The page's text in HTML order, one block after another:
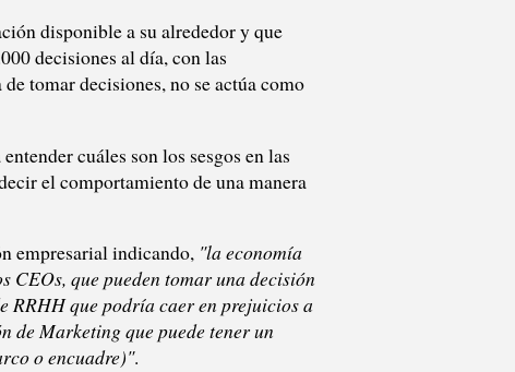
disponible a su alrededor y que
decisiones al día, con las
tomar decisiones, no se actúa como
cuáles son los sesgos en las
el comportamiento de una manera
empresarial indicando, "la economía
que pueden tomar una decisión
RRHH que podría caer en prejuicios a
de Marketing que puede tener un
o encuadre)".